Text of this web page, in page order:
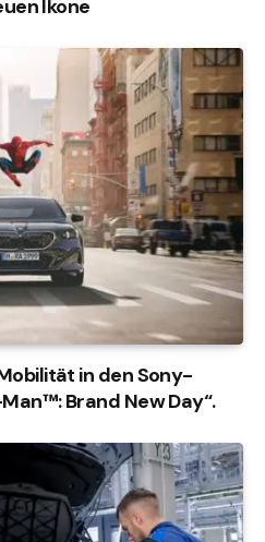
Ikone
in den Sony-
Brand New Day“.